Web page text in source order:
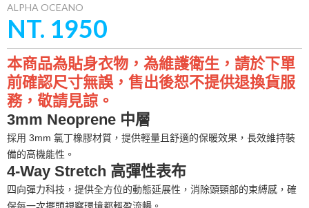
ALPHA OCEANO
NT. 1950
本商品為貼身衣物，為維護衛生，請於下單
前確認尺寸無誤，售出後恕不提供退換貨服
務，敬請見諒。
3mm Neoprene 中層
採用 3mm 氯丁橡膠材質，提供輕量且舒適的保暖效果，長效維持裝
備的高機能性。
4-Way Stretch 高彈性表布
四向彈力科技，提供全方位的動態延展性，消除頭頸部的束縛感，確